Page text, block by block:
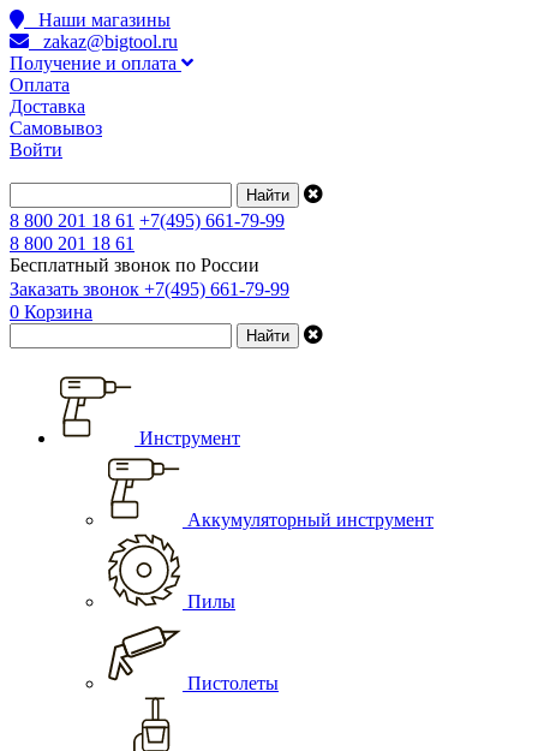
Наши магазины
zakaz@bigtool.ru
Получение и оплата
Оплата
Доставка
Самовывоз
Войти
8 800 201 18 61 +7(495) 661-79-99
8 800 201 18 61
Бесплатный звонок по России
Заказать звонок +7(495) 661-79-99
0 Корзина
Инструмент
Аккумуляторный инструмент
Пилы
Пистолеты